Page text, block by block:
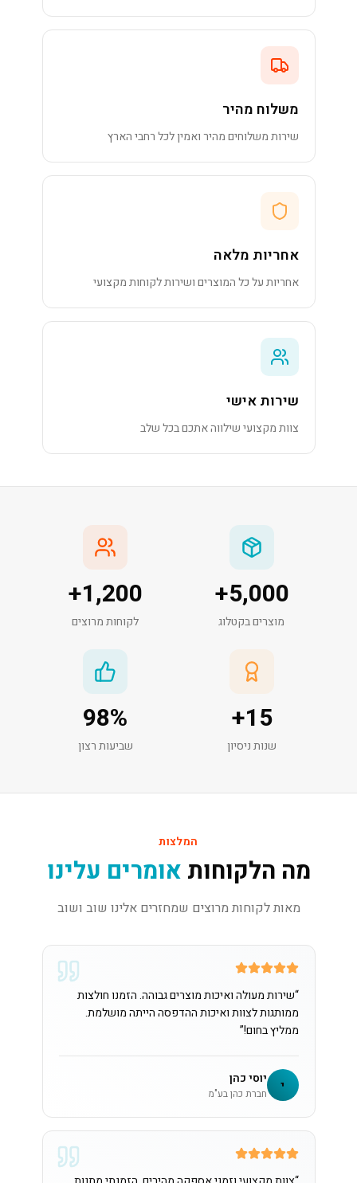
משלוח מהיר
שירות משלוחים מהיר ואמין לכל רחבי הארץ
אחריות מלאה
אחריות על כל המוצרים ושירות לקוחות מקצועי
שירות אישי
צוות מקצועי שילווה אתכם בכל שלב
5,000
+
מוצרים בקטלוג
1,200
+
לקוחות מרוצים
15
+
שנות ניסיון
98%
שביעות רצון
המלצות
מה הלקוחות אומרים עלינו
מאות לקוחות מרוצים שמחזרים אלינו שוב ושוב
“שירות מעולה ואיכות מוצרים גבוהה. הזמנו חולצות
ממותגות לצוות ואיכות ההדפסה הייתה מושלמת.
ממליץ בחום!”
י יוסי כהן
חברת כהן בע"מ